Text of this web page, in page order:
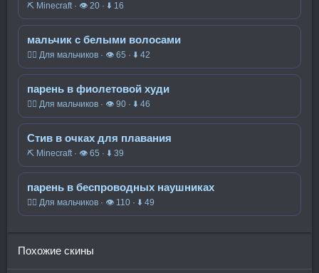
⛏️ Minecraft · 👁 20 · ⬇ 16
мальчик с белыми волосами
🧍‍♂️ Для мальчиков · 👁 65 · ⬇ 42
парень в фиолетовой худи
🧍‍♂️ Для мальчиков · 👁 90 · ⬇ 46
Стив в очках для плавания
⛏️ Minecraft · 👁 65 · ⬇ 39
парень в беспроводных наушниках
🧍‍♂️ Для мальчиков · 👁 110 · ⬇ 49
Похожие скины